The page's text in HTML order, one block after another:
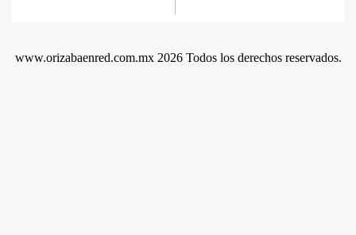
www.orizabaenred.com.mx 2026 Todos los derechos reservados.